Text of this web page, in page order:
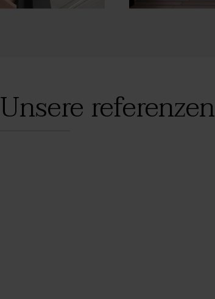
Unsere referenzen